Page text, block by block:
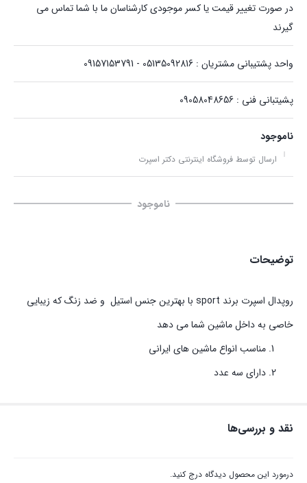
در صورت تغییر قیمت یا کسر موجودی کارشناسان ما با شما تماس می
گیرند
واحد پشتیبانی مشتریان : 05135092816 - 09157153791
پشیتبانی فنی : 09058048656
ناموجود
ارسال توسط فروشگاه اینترنتی دکتر اسپرت
ناموجود
توضیحات
روپدال اسپرت برند sport با بهترین جنس استیل و ضد زنگ که زیبایی
خاصی به داخل ماشین شما می دهد
مناسب انواع ماشین های ایرانی
دارای سه عدد
نقد و بررسی‌ها
درمورد این محصول دیدگاه درج کنید.